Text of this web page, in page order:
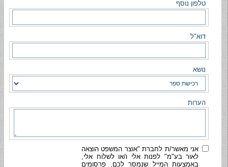
טלפון נוסף
דוא"ל
נושא
הערות
אני מאשר/ת לחברת "אוצר המשפט הוצאה
לאור בע"מ" לפנות אלי ו/או לשלוח אלי,
באמצעות המייל שנמסר לכם, פרסומים